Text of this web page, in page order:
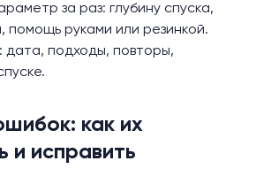
за раз: глубину спуска,
помощь руками или резинкой.
дата, подходы, повторы,
как их
и исправить